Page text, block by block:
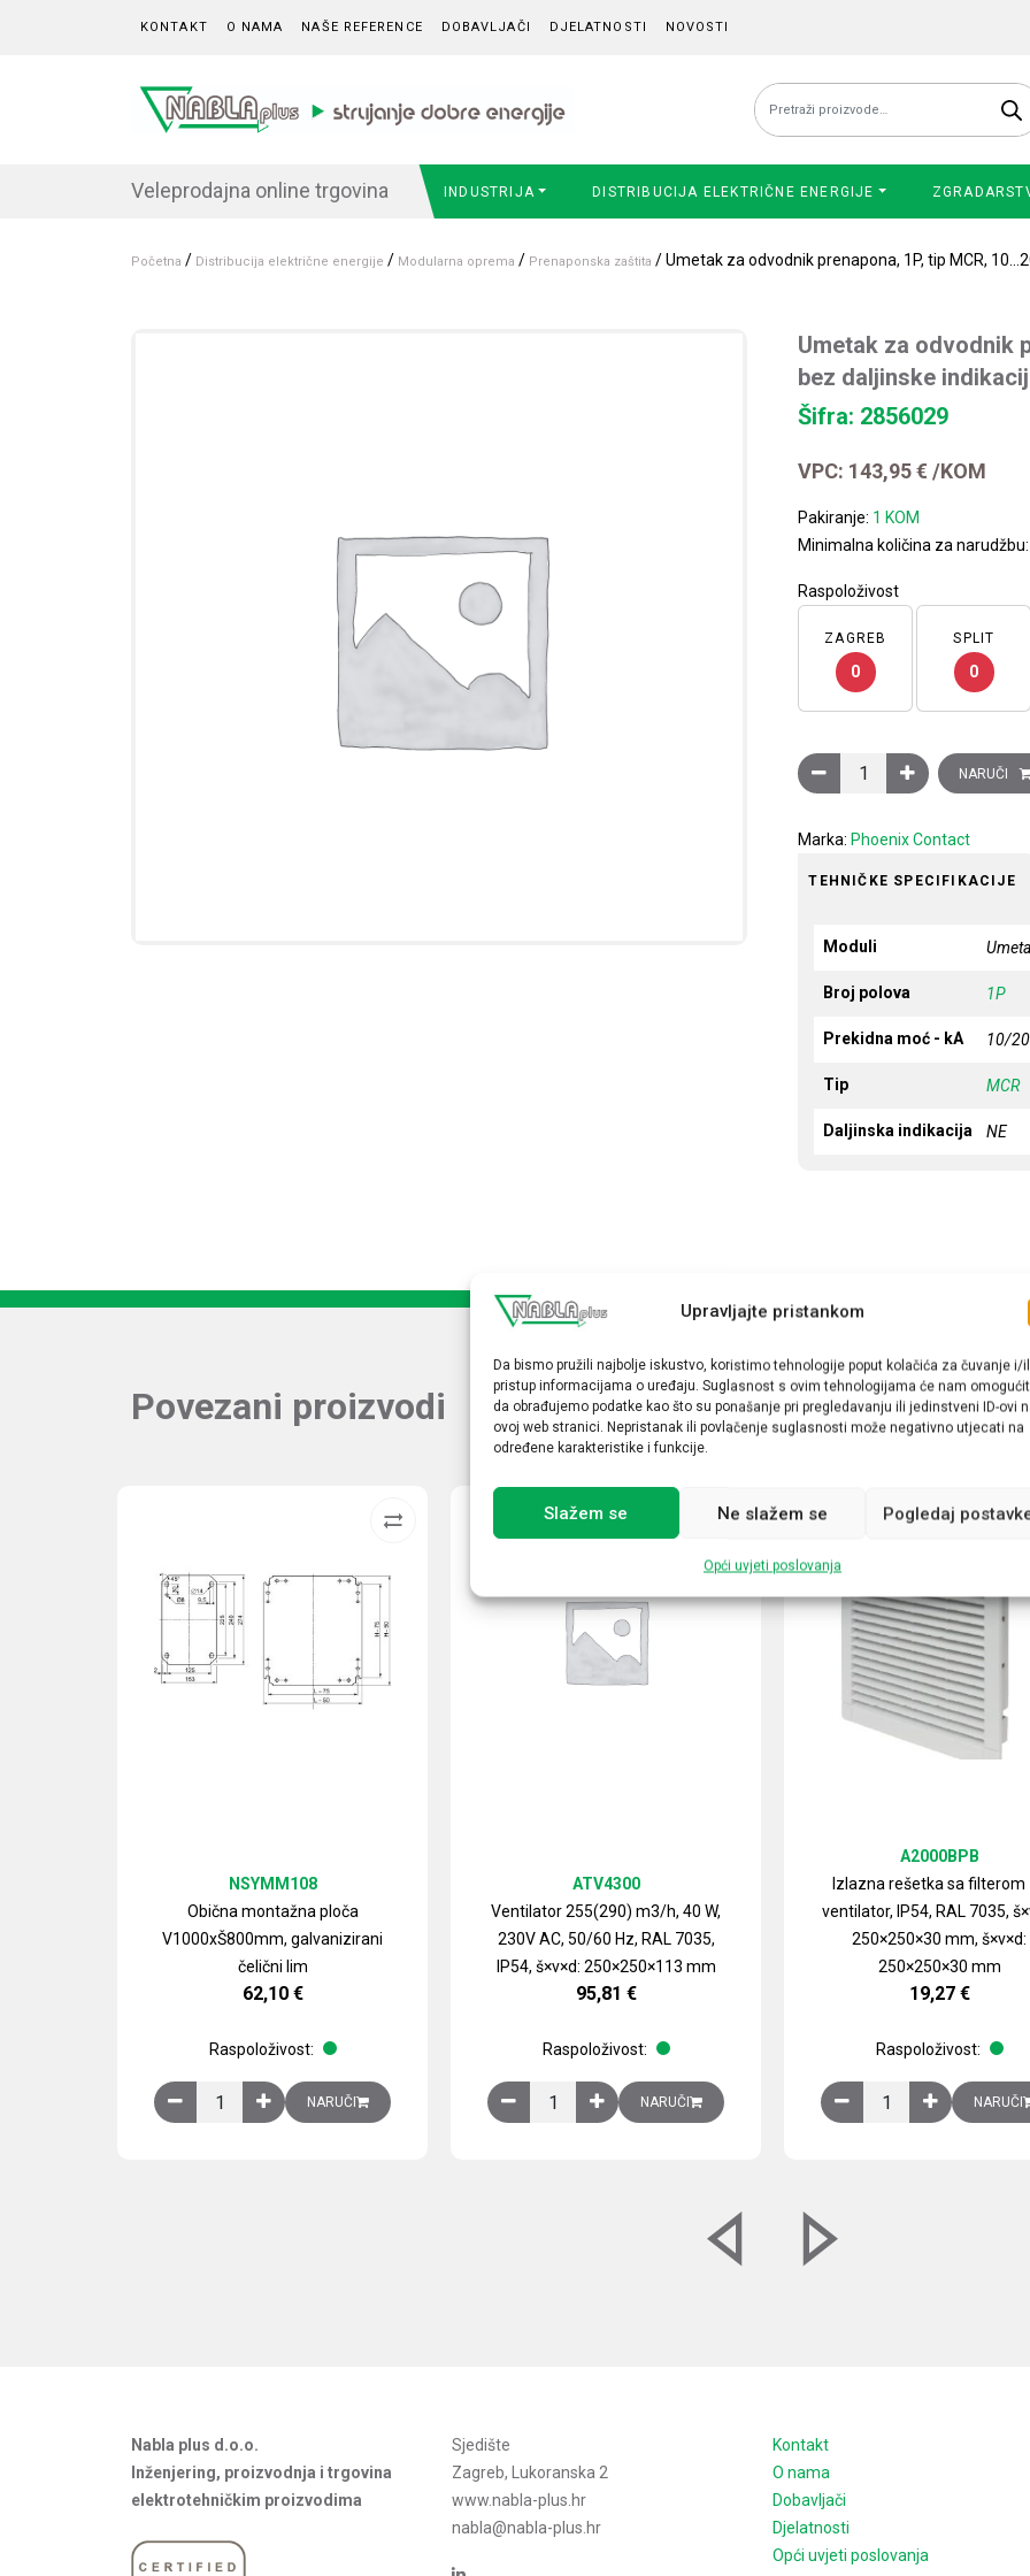
Upravljajte pristankom
Da bismo pružili najbolje iskustvo, koristimo tehnologije poput kolačića za čuvanje i/
pristup informacijama o uređaju. Suglasnost s ovim tehnologijama će nam
da obrađujemo podatke kao što su ponašanje pri pregledavanju ili jedinstveni ID-ovi
ovoj web stranici. Nepristanak ili povlačenje suglasnosti može negativno utjecati na
određene karakteristike i funkcije.
Slažem se Ne slažem se Pogledaj
Opći uvjeti poslovanja
KONTAKT O NAMA NAŠE REFERENCE DOBAVLJAČI DJELATNOSTI NOVOSTI
Pretraži:
Veleprodajna online trgovina INDUSTRIJA DISTRIBUCIJA ELEKTRIČNE ENERGIJE
Početna / Distribucija električne energije / Modularna oprema / Prenaponska zaštita / Umetak za odvodnik prenapona, 1P, tip MCR,
Umetak za odvodnik
bez daljinske
Šifra: 2856029
VPC: 143,95€ /KOM
Pakiranje: 1 KOM
Minimalna količina za narudžbu:
Raspoloživost
ZAGREB
0
SPLIT
0
Umetak za odvodnik
NARUČI
Marka: Phoenix Contact
TEHNIČKE SPECIFIKACIJE
Moduli
Broj polova 1P
Prekidna moć - kA 10/20
Tip MCR
Daljinska indikacija NE
Povezani proizvodi
Obična montažna ploča
V1000xŠ800mm, galvanizirani
čelični lim
NSYMM108
62,10 €
Raspoloživost:
Obična montažna ploča V1000xŠ800mm, galvanizirani čelični lim količina
NARUČI
Ventilator 255(290) m3/h, 40 W,
230V AC, 50/60 Hz, RAL 7035,
IP54, š×v×d: 250×250×113 mm
ATV4300
95,81 €
Raspoloživost:
Ventilator 255(290) m3/h, 40 W, 230V AC, 50/60 Hz, RAL 7035,
NARUČI
Izlazna rešetka sa filterom
ventilator, IP54, RAL 7035,
250×250×30 mm, š×v×d:
250×250×30 mm
A2000BPB
19,27 €
Raspoloživost:
Izlazna rešetka saNARUČI
Nabla plus d.o.o.
Inženjering, proizvodnja i trgovina
elektrotehničkim proizvodima
Sjedište
Zagreb, Lukoranska 2
www.nabla-plus.hr
nabla@nabla-plus.hr
Kontakt
O nama
Dobavljači
Djelatnosti
Opći uvjeti poslovanja